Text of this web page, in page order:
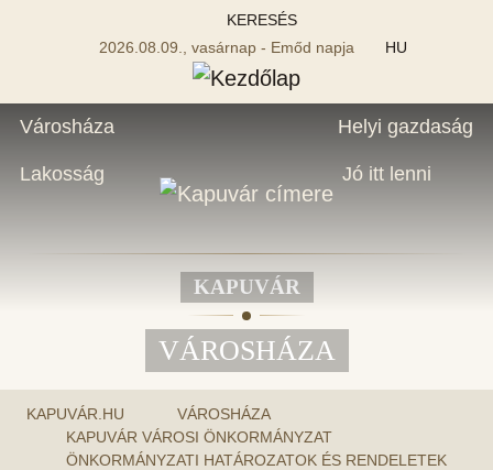
KERESÉS
2026.08.09., vasárnap - Emőd napja
HU
Városháza
Lakosság
Helyi gazdaság
Jó itt lenni
KAPUVÁR
VÁROSHÁZA
KAPUVÁR.HU
VÁROSHÁZA
KAPUVÁR VÁROSI ÖNKORMÁNYZAT
ÖNKORMÁNYZATI HATÁROZATOK ÉS RENDELETEK